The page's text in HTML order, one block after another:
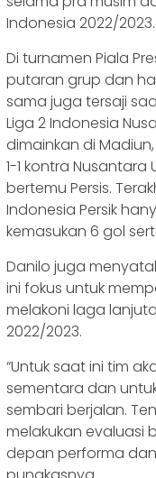
Indonesia 2022/2023.
Di turnamen Piala
putaran grup dan
sama juga tersaji
Liga 2 Indonesia
dimainkan di
1-1 kontra
bertemu Persis.
Indonesia Persik
kemasukan 6 gol
Danilo juga
ini fokus untuk
melakoni laga
2022/2023.
“Untuk saat ini tim
sementara dan
sembari berjalan.
melakukan evaluasi
depan performa